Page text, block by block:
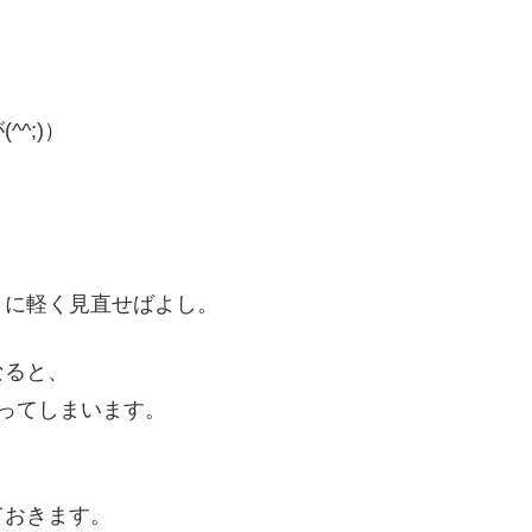
）
軽く見直せばよし。
と、
てしまいます。
きます。